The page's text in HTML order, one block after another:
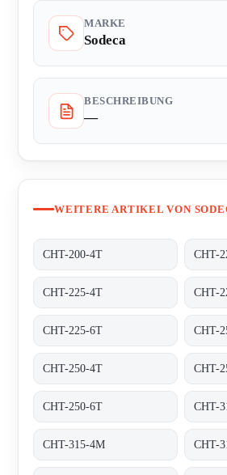
MARKE
Sodeca
BESCHREIBUNG
—
WEITERE ARTIKEL VON
CHT-200-4T CHT-
CHT-225-4T CHT-
CHT-225-6T CHT-
CHT-250-4T CHT-
CHT-250-6T CHT-
CHT-315-4M CHT-